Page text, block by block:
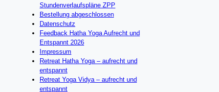
Stundenverlaufspläne ZPP
Bestellung abgeschlossen
Datenschutz
Feedback Hatha Yoga Aufrecht und
Entspannt 2026
Impressum
Retreat Hatha Yoga – aufrecht und
entspannt
Retreat Yoga Vidya – aufrecht und
entspannt